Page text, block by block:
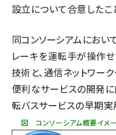
設立について合意したこ
同コンソーシアムにおい
レーキを運転手が操作
技術と、通信ネットワー
便利なサービスの開発
転バスサービスの早期実
図 コンソーシアム概要イメ